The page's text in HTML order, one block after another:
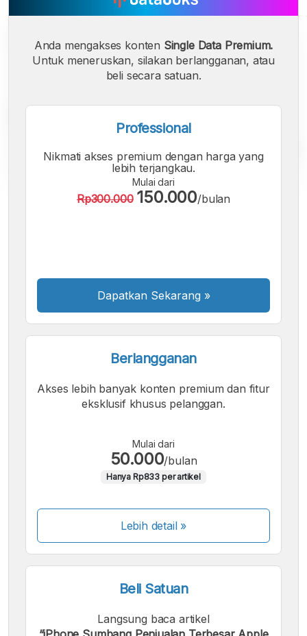
A A A
Anda mengakses konten Single Data Premium.
Untuk meneruskan, silakan berlangganan, atau
beli secara satuan.
Professional
Nikmati akses premium dengan harga yang
lebih terjangkau.
Mulai dari
Rp300.000 150.000/bulan
Dapatkan Sekarang »
Berlangganan
Akses lebih banyak konten premium dan fitur
eksklusif khusus pelanggan.
Mulai dari
50.000/bulan
Hanya Rp833 per artikel
Lebih detail »
Beli Satuan
Langsung baca artikel